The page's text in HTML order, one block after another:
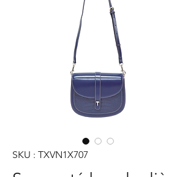
SKU : TXVN1X707